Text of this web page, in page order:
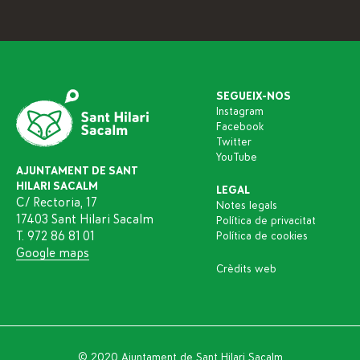
AJUNTAMENT DE SANT
HILARI SACALM
C/ Rectoria, 17
17403 Sant Hilari Sacalm
T. 972 86 81 01
Google maps
SEGUEIX-NOS
Instagram
Facebook
Twitter
YouTube
LEGAL
Notes legals
Política de privacitat
Política de cookies
Crèdits web